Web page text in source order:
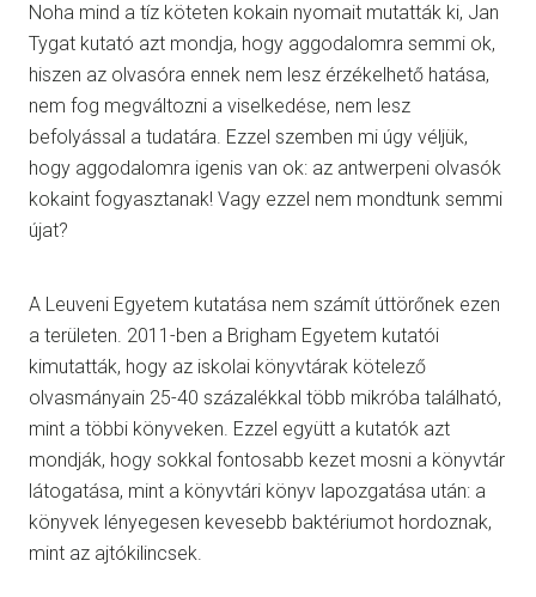
Noha mind a tíz köteten kokain nyomait mutatták ki, Jan
Tygat kutató azt mondja, hogy aggodalomra semmi ok,
hiszen az olvasóra ennek nem lesz érzékelhető hatása,
nem fog megváltozni a viselkedése, nem lesz
befolyással a tudatára. Ezzel szemben mi úgy véljük,
hogy aggodalomra igenis van ok: az antwerpeni olvasók
kokaint fogyasztanak! Vagy ezzel nem mondtunk semmi
újat?
A Leuveni Egyetem kutatása nem számít úttörőnek ezen
a területen. 2011-ben a Brigham Egyetem kutatói
kimutatták, hogy az iskolai könyvtárak kötelező
olvasmányain 25-40 százalékkal több mikróba található,
mint a többi könyveken. Ezzel együtt a kutatók azt
mondják, hogy sokkal fontosabb kezet mosni a könyvtár
látogatása, mint a könyvtári könyv lapozgatása után: a
könyvek lényegesen kevesebb baktériumot hordoznak,
mint az ajtókilincsek.